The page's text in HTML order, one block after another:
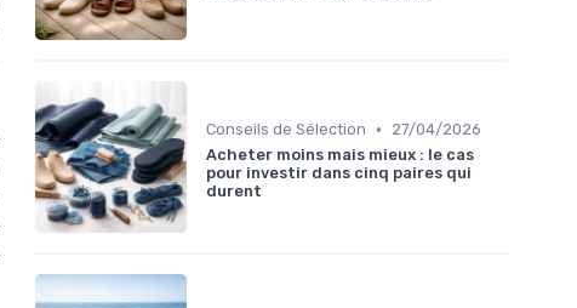
Conseils de Sélection •
27/04/2026
Acheter moins mais mieux : le cas
pour investir dans cinq paires qui
durent